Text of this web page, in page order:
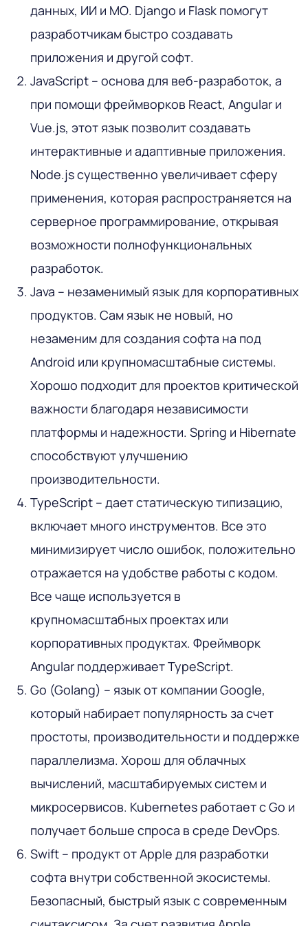
данных, ИИ и МО. Django и Flask помогут
разработчикам быстро создавать
приложения и другой софт.
JavaScript – основа для веб-разработок, а
при помощи фреймворков React, Angular и
Vue.js, этот язык позволит создавать
интерактивные и адаптивные приложения.
Node.js существенно увеличивает сферу
применения, которая распространяется на
серверное программирование, открывая
возможности полнофункциональных
разработок.
Java – незаменимый язык для корпоративных
продуктов. Сам язык не новый, но
незаменим для создания софта на под
Аndroid или крупномасштабные системы.
Хорошо подходит для проектов критической
важности благодаря независимости
платформы и надежности. Spring и Hibernate
способствуют улучшению
производительности.
TypeScript – дает статическую типизацию,
включает много инструментов. Все это
минимизирует число ошибок, положительно
отражается на удобстве работы с кодом.
Все чаще используется в
крупномасштабных проектах или
корпоративных продуктах. Фреймворк
Angular поддерживает TypeScript.
Go (Golang) – язык от компании Google,
который набирает популярность за счет
простоты, производительности и поддержке
параллелизма. Хорош для облачных
вычислений, масштабируемых систем и
микросервисов. Kubernetes работает с Go и
получает больше спроса в среде DevOps.
Swift – продукт от Apple для разработки
софта внутри собственной экосистемы.
Безопасный, быстрый язык с современным